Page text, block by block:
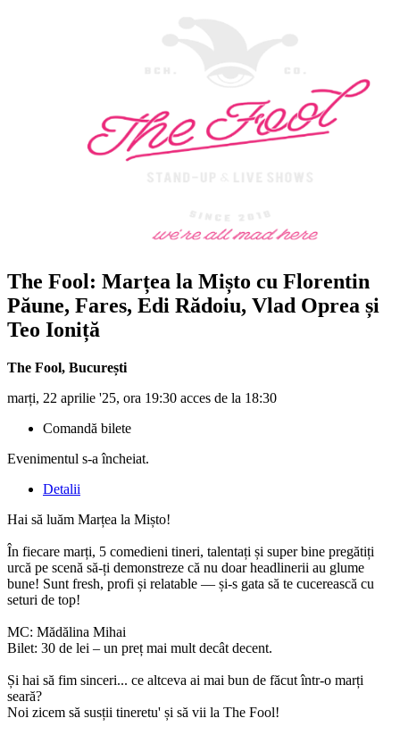
The Fool: Marțea la Mișto cu Florentin
Păune, Fares, Edi Rădoiu, Vlad Oprea și
Teo Ioniță
The Fool, București
marți, 22 aprilie '25, ora 19:30 acces de la 18:30
Comandă bilete
Evenimentul s-a încheiat.
Detalii
Hai să luăm Marțea la Mișto!
În fiecare marți, 5 comedieni tineri, talentați și super bine pregătiți
urcă pe scenă să-ți demonstreze că nu doar headlinerii au glume
bune! Sunt fresh, profi și relatable — și-s gata să te cucerească cu
seturi de top!
MC: Mădălina Mihai
Bilet: 30 de lei – un preț mai mult decât decent.
Și hai să fim sinceri... ce altceva ai mai bun de făcut într-o marți
seară?
Noi zicem să susții tineretu' și să vii la The Fool!